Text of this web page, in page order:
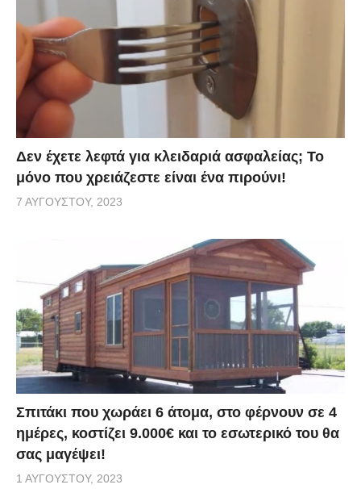
Δεν έχετε λεφτά για κλειδαριά ασφαλείας; Το
μόνο που χρειάζεστε είναι ένα πιρούνι!
7 ΑΥΓΟΎΣΤΟΥ, 2023
Σπιτάκι που χωράει 6 άτομα, στο φέρνουν σε 4
ημέρες, κοστίζει 9.000€ και το εσωτερικό του θα
σας μαγέψει!
1 ΑΥΓΟΎΣΤΟΥ, 2023